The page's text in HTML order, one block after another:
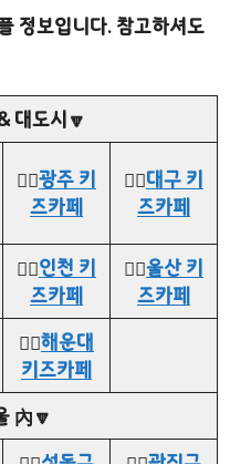
정보입니다. 참고하셔도
대도시🔽
👉🏻광주 키
즈카페
👉🏻대구 키
즈카페
👉🏻인천 키
즈카페
👉🏻울산 키
즈카페
👉🏻해운대
키즈카페
內🔽